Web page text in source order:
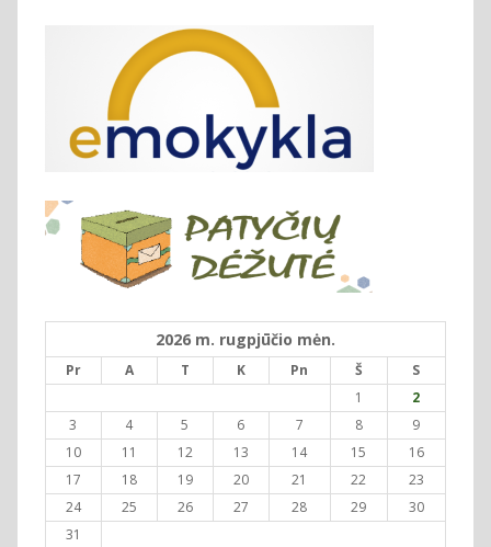
2026 m. rugpjūčio mėn.
Pr A T K Pn Š
S
1
2
3
4 5 6 7 8
9
10
11 12 13 14 15
16
17
18 19 20 21 22
23
24
25 26 27 28 29
30
31